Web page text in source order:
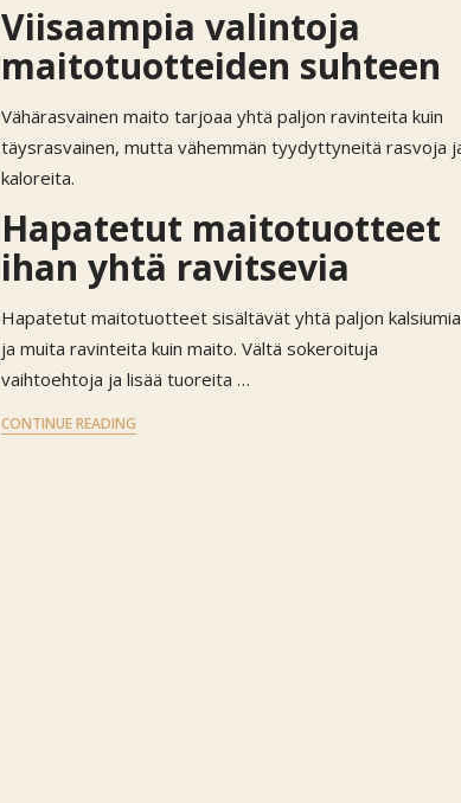
Viisaampia valintoja
maitotuotteiden suhteen
Vähärasvainen maito tarjoaa yhtä paljon ravinteita kuin
täysrasvainen, mutta vähemmän tyydyttyneitä rasvoja
kaloreita.
Hapatetut maitotuotteet
ihan yhtä ravitsevia
Hapatetut maitotuotteet sisältävät yhtä paljon kalsiumia
ja muita ravinteita kuin maito. Vältä sokeroituja
vaihtoehtoja ja lisää tuoreita …
CONTINUE READING